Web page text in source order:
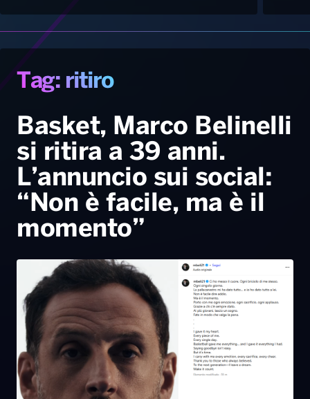
Palinsesto
Hit Dance
Giochi&Concorsi
PALATOUR
Notizie
Locali
Musica e Spettacolo
Sport
Radio Norba Consiglia
Leggerissime
Playlist
Generale
Novità
Notiziario
Interviste
Oroscopo
Speciale Astrabilia 2026
Gallery
Radio Norba News TV
Voce al Bari
Battiti Live 2026
Gallery
Tag: ritiro
Basket, Marco Belinelli
si ritira a 39 anni.
L’annuncio sui social:
“Non è facile, ma è il
momento”